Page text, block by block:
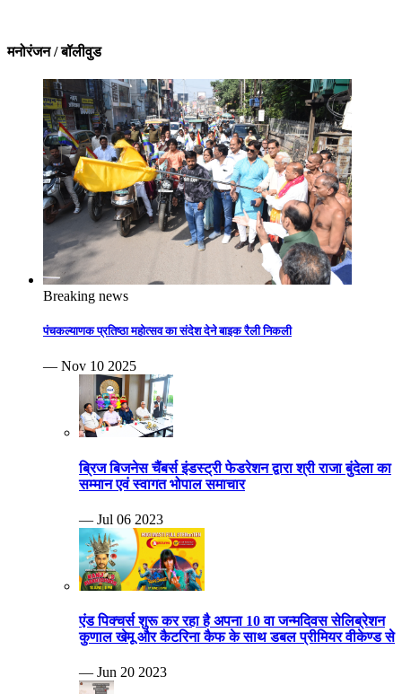
मनोरंजन / बॉलीवुड
Breaking news
पंचकल्याणक प्रतिष्ठा महोत्सव का संदेश देने बाइक रैली निकली
— Nov 10 2025
ब्रिज बिजनेस चैंबर्स इंडस्ट्री फेडरेशन द्वारा श्री राजा बुंदेला का
सम्मान एवं स्वागत भोपाल समाचार
— Jul 06 2023
एंड पिक्चर्स शुरू कर रहा है अपना 10 वा जन्मदिवस सेलिब्रेशन
कुणाल खेमू और कैटरिना कैफ के साथ डबल प्रीमियर वीकेण्ड से
— Jun 20 2023